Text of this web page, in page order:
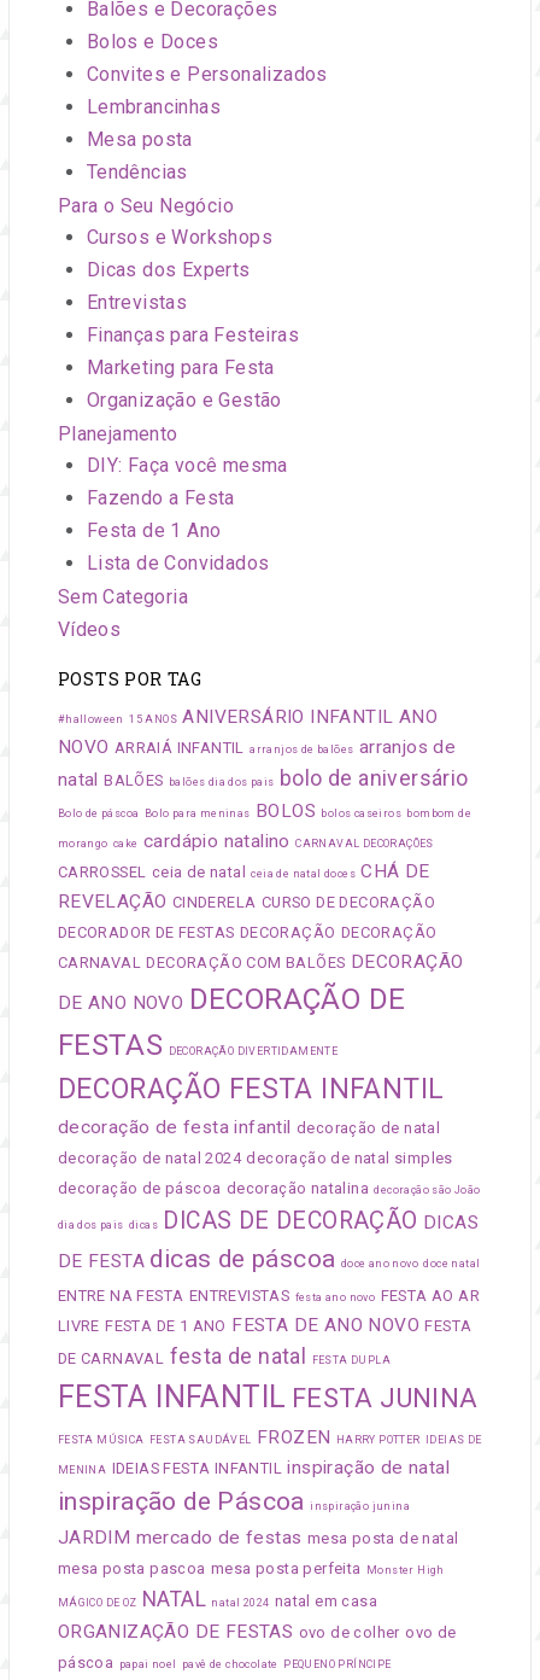
Balões e Decorações
Bolos e Doces
Convites e Personalizados
Lembrancinhas
Mesa posta
Tendências
Para o Seu Negócio
Cursos e Workshops
Dicas dos Experts
Entrevistas
Finanças para Festeiras
Marketing para Festa
Organização e Gestão
Planejamento
DIY: Faça você mesma
Fazendo a Festa
Festa de 1 Ano
Lista de Convidados
Sem Categoria
Vídeos
POSTS POR TAG
#halloween 15 ANOS ANIVERSÁRIO INFANTIL ANO
NOVO ARRAIÁ INFANTIL arranjos de balões arranjos de
natal BALÕES balões dia dos pais bolo de aniversário
Bolo de páscoa Bolo para meninas BOLOS bolos caseiros bombom de
morango cake cardápio natalino CARNAVAL DECORAÇÕES
CARROSSEL ceia de natal ceia de natal doces CHÁ DE
REVELAÇÃO CINDERELA CURSO DE DECORAÇÃO
DECORADOR DE FESTAS DECORAÇÃO DECORAÇÃO
CARNAVAL DECORAÇÃO COM BALÕES DECORAÇÃO
DE ANO NOVO DECORAÇÃO DE
FESTAS DECORAÇÃO DIVERTIDAMENTE
DECORAÇÃO FESTA INFANTIL
decoração de festa infantil decoração de natal
decoração de natal 2024 decoração de natal simples
decoração de páscoa decoração natalina decoração são João
dia dos pais dicas DICAS DE DECORAÇÃO DICAS
DE FESTA dicas de páscoa doce ano novo doce natal
ENTRE NA FESTA ENTREVISTAS festa ano novo FESTA AO AR
LIVRE FESTA DE 1 ANO FESTA DE ANO NOVO FESTA
DE CARNAVAL festa de natal FESTA DUPLA
FESTA INFANTIL FESTA JUNINA
FESTA MÚSICA FESTA SAUDÁVEL FROZEN HARRY POTTER IDEIAS DE
MENINA IDEIAS FESTA INFANTIL inspiração de natal
inspiração de Páscoa inspiração junina
JARDIM mercado de festas mesa posta de natal
mesa posta pascoa mesa posta perfeita Monster High
MÁGICO DE OZ NATAL natal 2024 natal em casa
ORGANIZAÇÃO DE FESTAS ovo de colher ovo de
páscoa
papai noel pavê de chocolate PEQUENO PRÍNCIPE